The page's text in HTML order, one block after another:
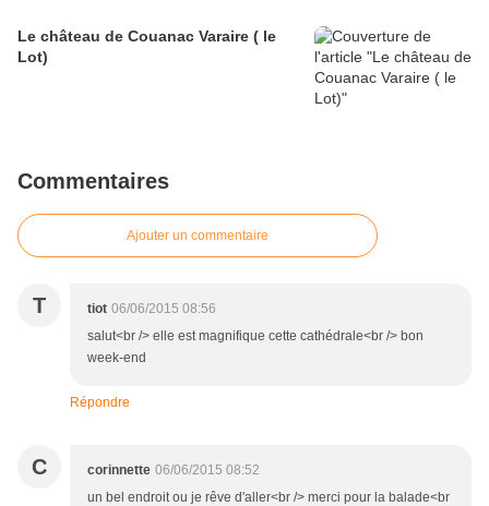
Le château de Couanac Varaire ( le
Lot)
Commentaires
Ajouter un commentaire
T tiot 06/06/2015 08:56
salut<br /> elle est magnifique cette cathédrale<br /> bon
week-end
Répondre
C corinnette 06/06/2015 08:52
un bel endroit ou je rêve d'aller<br /> merci pour la balade<br